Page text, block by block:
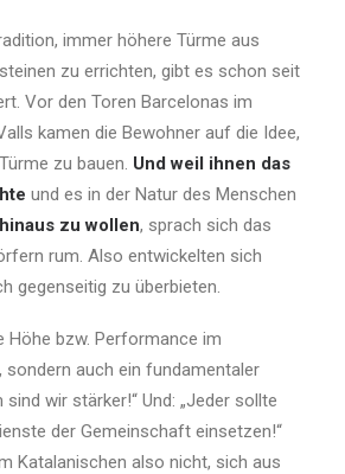
immer höhere Türme aus
zu errichten, gibt es schon seit
Vor den Toren Barcelonas im
kamen die Bewohner auf die Idee,
zu bauen. Und weil ihnen das
und es in der Natur des Menschen
zu wollen, sprach sich das
rum. Also entwickelten sich
gegenseitig zu überbieten.
Höhe bzw. Performance im
sondern auch ein fundamentaler
sind wir stärker!“ Und: „Jeder sollte
der Gemeinschaft einsetzen!“
Katalanischen also nicht, sich aus